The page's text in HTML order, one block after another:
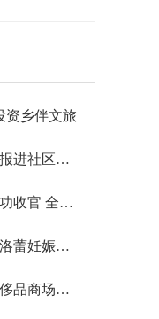
资乡伴文旅
公益活动
计划接踵而至
登人气畅销榜
产家电第一品牌